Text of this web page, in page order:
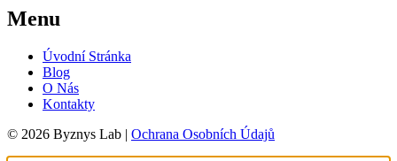
Menu
Úvodní Stránka
Blog
O Nás
Kontakty
© 2026 Byznys Lab | Ochrana Osobních Údajů